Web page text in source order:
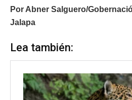
Por Abner Salguero/
Jalapa
Lea también: